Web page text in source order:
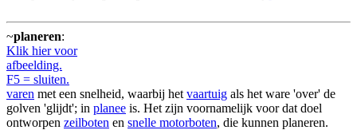
~planeren:
Klik hier voor
afbeelding.
F5 = sluiten.
varen met een snelheid, waarbij het vaartuig als het ware 'over' de
golven 'glijdt'; in planee is. Het zijn voornamelijk voor dat doel
ontworpen zeilboten en snelle motorboten, die kunnen planeren.